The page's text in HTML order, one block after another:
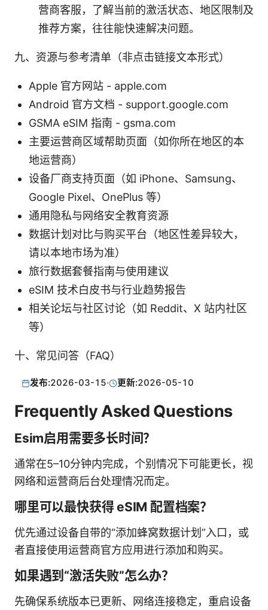
营商客服，了解当前的激活状态、地区限制及
推荐方案，往往能快速解决问题。
九、资源与参考清单（非点击链接文本形式）
Apple 官方网站 - apple.com
Android 官方文档 - support.google.com
GSMA eSIM 指南 - gsma.com
主要运营商区域帮助页面（如你所在地区的本
地运营商）
设备厂商支持页面（如 iPhone、Samsung、
Google Pixel、OnePlus 等）
通用隐私与网络安全教育资源
数据计划对比与购买平台（地区性差异较大，
请以本地市场为准）
旅行数据套餐指南与使用建议
eSIM 技术白皮书与行业趋势报告
相关论坛与社区讨论（如 Reddit、X 站内社区
等）
十、常见问答（FAQ）
发布:2026-03-15· 更新:2026-05-10
Frequently Asked Questions
Esim启用需要多长时间？
通常在5–10分钟内完成，个别情况下可能更长，视
网络和运营商后台处理情况而定。
哪里可以最快获得 eSIM 配置档案？
优先通过设备自带的“添加蜂窝数据计划”入口，或
者直接使用运营商官方应用进行添加和购买。
如果遇到“激活失败”怎么办？
先确保系统版本已更新、网络连接稳定，重启设备